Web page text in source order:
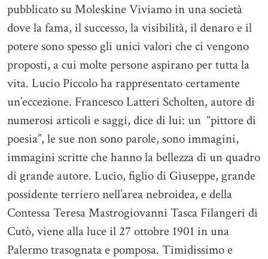
pubblicato su Moleskine Viviamo in una società
dove la fama, il successo, la visibilità, il denaro e il
potere sono spesso gli unici valori che ci vengono
proposti, a cui molte persone aspirano per tutta la
vita. Lucio Piccolo ha rappresentato certamente
un’eccezione. Francesco Latteri Scholten, autore di
numerosi articoli e saggi, dice di lui: un “pittore di
poesia”, le sue non sono parole, sono immagini,
immagini scritte che hanno la bellezza di un quadro
di grande autore. Lucio, figlio di Giuseppe, grande
possidente terriero nell’area nebroidea, e della
Contessa Teresa Mastrogiovanni Tasca Filangeri di
Cutò, viene alla luce il 27 ottobre 1901 in una
Palermo trasognata e pomposa. Timidissimo e